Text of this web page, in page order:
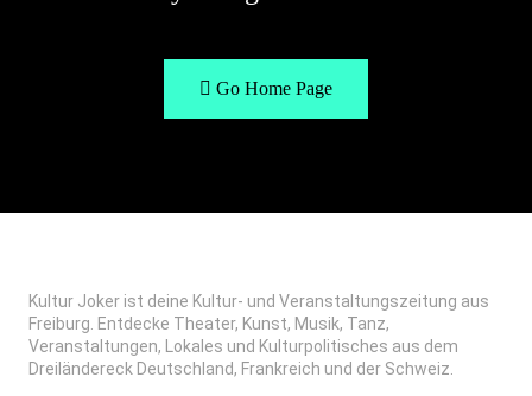
Go Home Page
Kultur Joker ist deine Kultur- und Veranstaltungszeitung aus
Freiburg. Entdecke Theater, Kunst, Musik, Tanz,
Veranstaltungen, Lokales und Kulturpolitisches aus dem
Dreiländereck Deutschland, Frankreich und der Schweiz.